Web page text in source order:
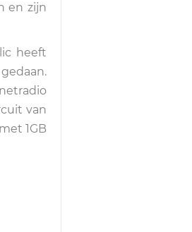
en zijn
heeft
van
1GB